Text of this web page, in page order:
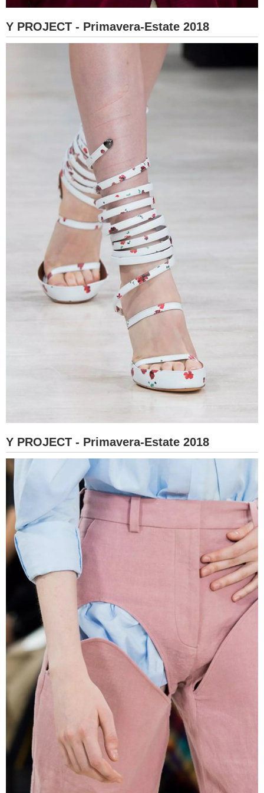
Y PROJECT - Primavera-Estate 2018
Y PROJECT - Primavera-Estate 2018